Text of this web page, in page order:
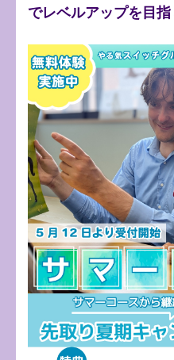
でレベルアップを目指